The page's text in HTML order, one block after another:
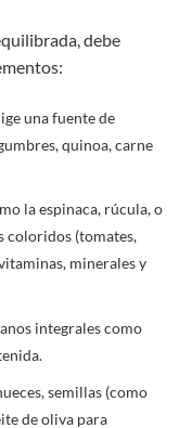
debe
una fuente de
quinoa, carne
la espinaca, rúcula, o
coloridos (tomates,
minerales y
integrales como
semillas (como
de oliva para